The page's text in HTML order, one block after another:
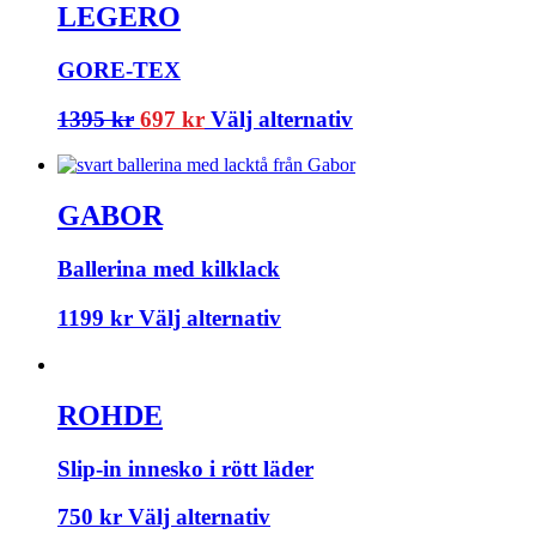
LEGERO
GORE-TEX
1395kr 697 kr Välj alternativ
GABOR
Ballerina med kilklack
1199 kr Välj alternativ
ROHDE
Slip-in innesko i rött läder
750 kr Välj alternativ